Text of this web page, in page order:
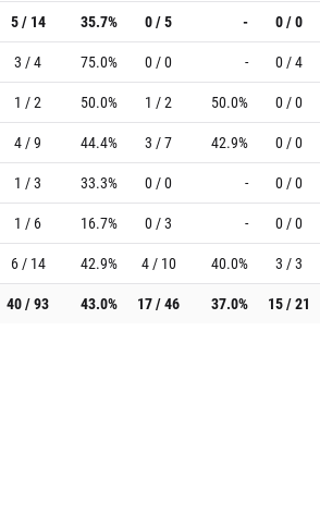
5 / 14 35.7% 0 / 5 - 0 / 0
3 / 4 75.0% 0 / 0 - 0 / 4
1 / 2 50.0% 1 / 2 50.0% 0 / 0
4 / 9 44.4% 3 / 7 42.9% 0 / 0
1 / 3 33.3% 0 / 0 - 0 / 0
1 / 6 16.7% 0 / 3 - 0 / 0
6 / 14 42.9% 4 / 10 40.0% 3 / 3
40 / 93 43.0% 17 / 46 37.0% 15 / 21